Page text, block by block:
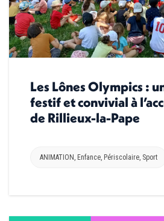
Les Lônes Olympics :
festif et convivial à
de Rillieux-la-Pape
ANIMATION Enfance Périscolaire Sport